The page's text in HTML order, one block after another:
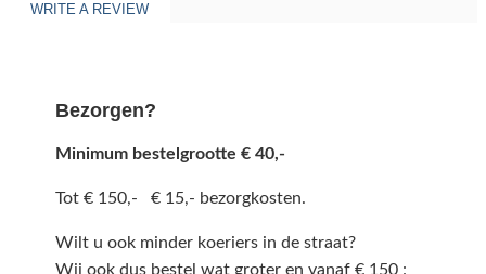
WRITE A REVIEW
Bezorgen?
Minimum bestelgrootte € 40,-
Tot € 150,- € 15,- bezorgkosten.
Wilt u ook minder koeriers in de straat?
Wij ook dus bestel wat groter en vanaf € 150 :